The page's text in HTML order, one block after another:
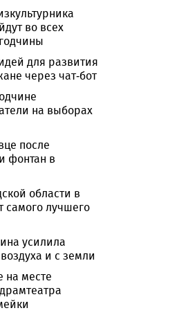
во всех
для развития
через чат-бот
на выборах
после
фонтан в
области в
самого лучшего
усилила
и с земли
на месте